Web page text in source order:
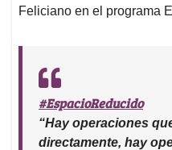
Feliciano en el programa
#EspacioReducido
“Hay operaciones
directamente, hay